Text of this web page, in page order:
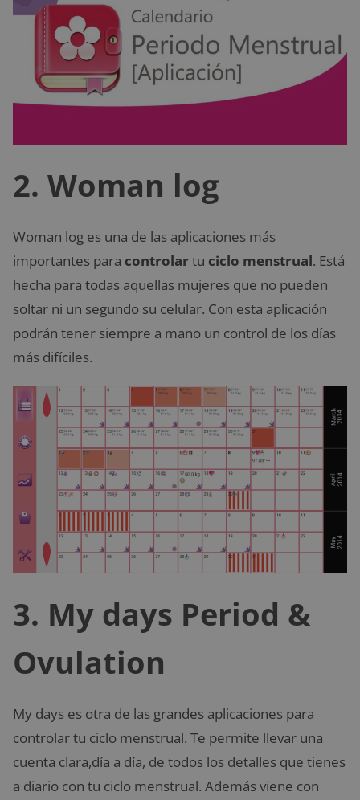
2. Woman log
Woman log es una de las aplicaciones más
importantes para controlartu ciclo menstrual. Está
hecha para todas aquellas mujeres que no pueden
soltar ni un segundo su celular. Con esta aplicación
podrán tener siempre a mano un control de los días
más difíciles.
3. My days Period &
Ovulation
My days es otra de las grandes aplicaciones para
controlar tu ciclo menstrual. Te permite llevar una
cuenta clara,día a día, de todos los detalles que tienes
a diario con tu ciclo menstrual. Además viene con